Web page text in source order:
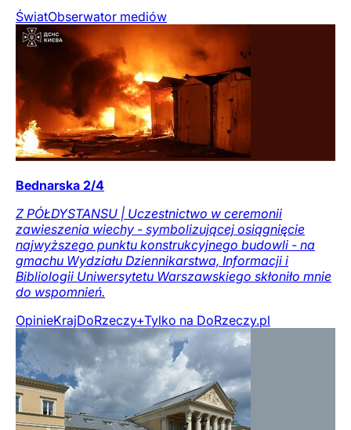
ŚwiatObserwator mediów
Bednarska 2/4
Z PÓŁDYSTANSU | Uczestnictwo w ceremonii
zawieszenia wiechy - symbolizującej osiągnięcie
najwyższego punktu konstrukcyjnego budowli - na
gmachu Wydziału Dziennikarstwa, Informacji i
Bibliologii Uniwersytetu Warszawskiego skłoniło mnie
do wspomnień.
OpinieKrajDoRzeczy+Tylko na DoRzeczy.pl